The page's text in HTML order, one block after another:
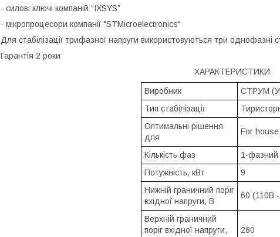
- силові ключі компаній “IXSYS”
- мікропроцесори компанії "STMicroelectronics"
Для стабілізації трифазної напруги використовуються три однофазні
Гарантія 2 роки
ХАРАКТЕРИСТИКИ
Виробник
СТРУМ
Тип стабілізації
Оптимальні рішення
для
For
Кількість фаз
1-фазний
Потужність, кВт
9
Нижній граничний поріг
вхідної напруги, В
60 (110В
Верхній граничний
поріг вхідної напруги,
280